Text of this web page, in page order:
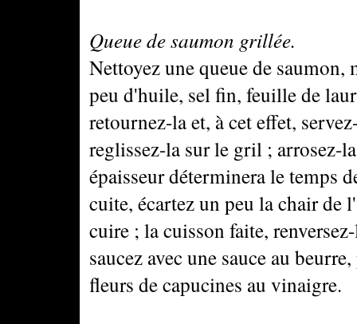
Queue de saumon grillée.
Nettoyez une queue de
peu d'huile, sel fin, feuille de
retournez-la et, à cet effet,
reglissez-la sur le gril ; arrosez-
épaisseur déterminera le temps
cuite, écartez un peu la chair de
cuire ; la cuisson faite,
saucez avec une sauce au
fleurs de capucines au vinaigre.